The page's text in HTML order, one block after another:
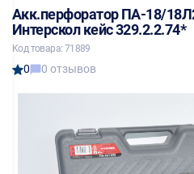
Акк.перфоратор ПА-18/
Интерскол кейс 329.2.2.74*
Код товара: 71889
0 0 отзывов